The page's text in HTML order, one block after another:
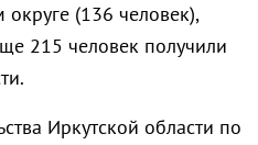
(136 человек),
215 человек получили
Иркутской области по